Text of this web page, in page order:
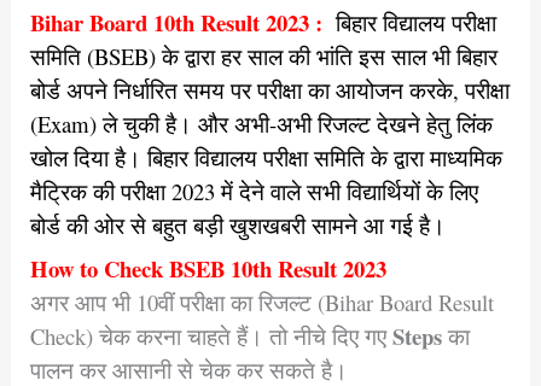
Bihar Board 10th Result 2023 : बिहार विद्यालय परीक्षा
समिति (BSEB) के द्वारा हर साल की भांति इस साल भी बिहार
बोर्ड अपने निर्धारित समय पर परीक्षा का आयोजन करके, परीक्षा
(Exam) ले चुकी है। और अभी-अभी रिजल्ट देखने हेतु लिंक
खोल दिया है।बिहार विद्यालय परीक्षा समिति के द्वारा माध्यमिक
मैट्रिक की परीक्षा 2023 में देने वाले सभी विद्यार्थियों के लिए
बोर्ड की ओर से बहुत बड़ी खुशखबरी सामने आ गई है।
How to Check BSEB 10th Result 2023
अगर आप भी 10वीं परीक्षा का रिजल्ट (Bihar Board Result
Check) चेक करना चाहते हैं। तो नीचे दिए गएStepsका
पालन कर आसानी से चेक कर सकते है।